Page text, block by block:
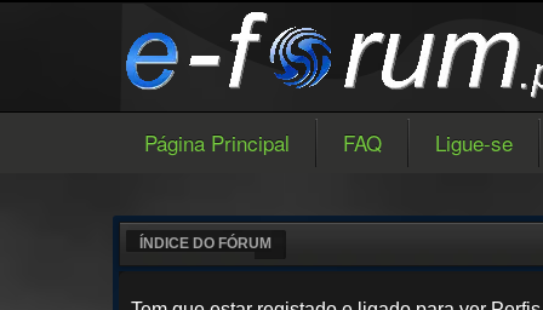
Página Principal FAQ Ligue-se
ÍNDICE DO FÓRUM